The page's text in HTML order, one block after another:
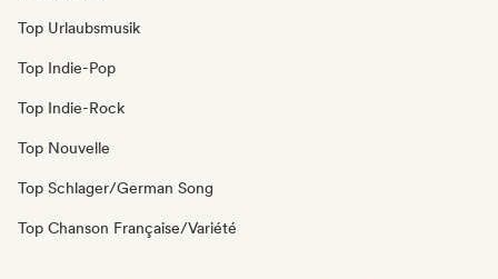
Top Urlaubsmusik
Top Indie-Pop
Top Indie-Rock
Top Nouvelle
Top Schlager/German Song
Top Chanson Française/Variété